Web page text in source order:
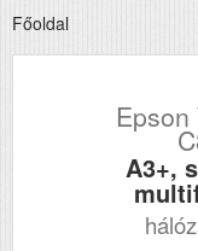
Főoldal
A3+,